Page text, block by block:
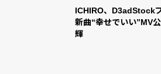
ICHIRO、D3adStock
新曲“幸せでいい”MV
輝